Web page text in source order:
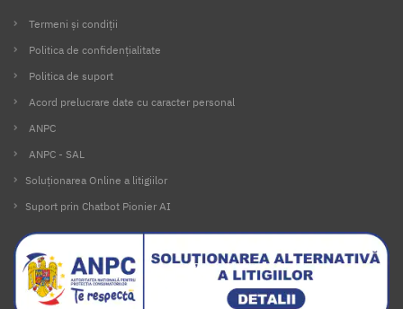
Termeni și condiții
Politica de confidențialitate
Politica de suport
Acord prelucrare date cu caracter personal
ANPC
ANPC - SAL
Soluționarea Online a litigiilor
Suport prin Chatbot Pionier AI